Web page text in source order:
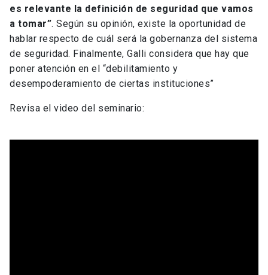
es relevante la definición de seguridad que vamos
a tomar”. Según su opinión, existe la oportunidad de
hablar respecto de cuál será la gobernanza del sistema
de seguridad. Finalmente, Galli considera que hay que
poner atención en el “debilitamiento y
desempoderamiento de ciertas instituciones”
Revisa el video del seminario: